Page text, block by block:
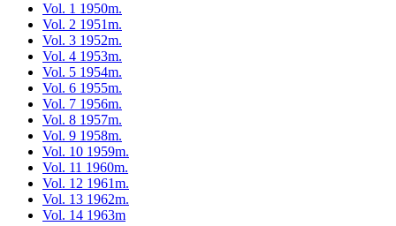
Vol. 1 1950m.
Vol. 2 1951m.
Vol. 3 1952m.
Vol. 4 1953m.
Vol. 5 1954m.
Vol. 6 1955m.
Vol. 7 1956m.
Vol. 8 1957m.
Vol. 9 1958m.
Vol. 10 1959m.
Vol. 11 1960m.
Vol. 12 1961m.
Vol. 13 1962m.
Vol. 14 1963m